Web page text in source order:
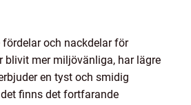
fördelar och nackdelar för
blivit mer miljövänliga, har lägre
en tyst och smidig
finns det fortfarande